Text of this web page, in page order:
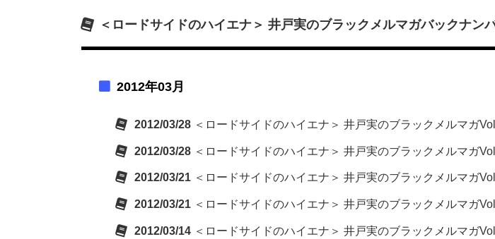
＜ロードサイドのハイエナ＞ 井戸実のブラックメルマガバックナン
2012年03月
2012/03/28 ＜ロードサイドのハイエナ＞ 井戸実のブラックメルマガ
2012/03/28 ＜ロードサイドのハイエナ＞ 井戸実のブラックメルマガ
2012/03/21 ＜ロードサイドのハイエナ＞ 井戸実のブラックメルマガ
2012/03/21 ＜ロードサイドのハイエナ＞ 井戸実のブラックメルマガ
2012/03/14 ＜ロードサイドのハイエナ＞ 井戸実のブラックメルマガ